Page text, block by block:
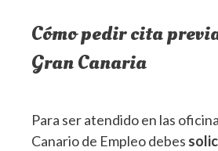
Cómo pedir cita
Gran Canaria
Para ser atendido en las
Canario de Empleo debes